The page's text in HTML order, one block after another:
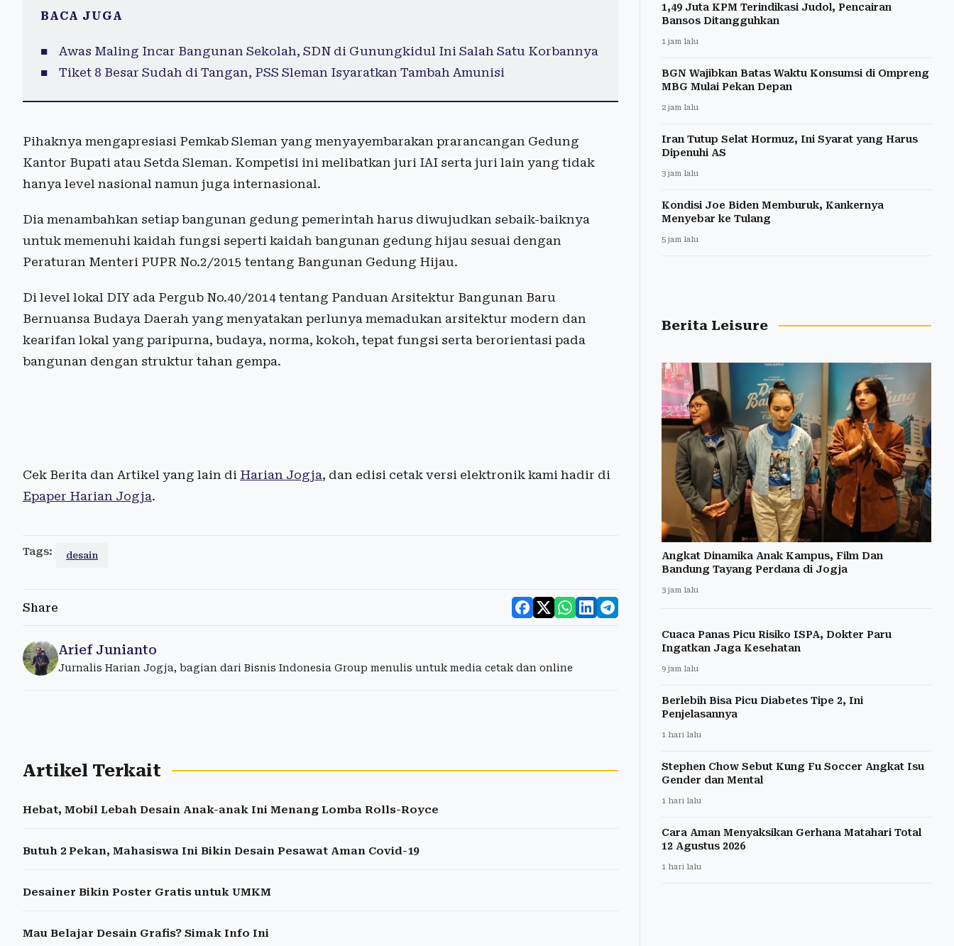
BACA JUGA
Awas Maling Incar Bangunan Sekolah, SDN di Gunungkidul Ini Salah Satu Korbannya
Tiket 8 Besar Sudah di Tangan, PSS Sleman Isyaratkan Tambah Amunisi
Pihaknya mengapresiasi Pemkab Sleman yang menyayembarakan prarancangan Gedung
Kantor Bupati atau Setda Sleman. Kompetisi ini melibatkan juri IAI serta juri lain yang tidak
hanya level nasional namun juga internasional.
Dia menambahkan setiap bangunan gedung pemerintah harus diwujudkan sebaik-baiknya
untuk memenuhi kaidah fungsi seperti kaidah bangunan gedung hijau sesuai dengan
Peraturan Menteri PUPR No.2/2015 tentang Bangunan Gedung Hijau.
Di level lokal DIY ada Pergub No.40/2014 tentang Panduan Arsitektur Bangunan Baru
Bernuansa Budaya Daerah yang menyatakan perlunya memadukan arsitektur modern dan
kearifan lokal yang paripurna, budaya, norma, kokoh, tepat fungsi serta berorientasi pada
bangunan dengan struktur tahan gempa.
Cek Berita dan Artikel yang lain di Harian Jogja, dan edisi cetak versi elektronik kami hadir di
Epaper Harian Jogja.
Tags: desain
Share
Arief Junianto
Jurnalis Harian Jogja, bagian dari Bisnis Indonesia Group menulis untuk media cetak dan online
Artikel Terkait
Hebat, Mobil Lebah Desain Anak-anak Ini Menang Lomba Rolls-Royce
Butuh 2 Pekan, Mahasiswa Ini Bikin Desain Pesawat Aman Covid-19
Desainer Bikin Poster Gratis untuk UMKM
Mau Belajar Desain Grafis? Simak Info Ini
1,49 Juta KPM Terindikasi Judol, Pencairan
Bansos Ditangguhkan
1 jam lalu
BGN Wajibkan Batas Waktu Konsumsi di Ompreng
MBG Mulai Pekan Depan
2 jam lalu
Iran Tutup Selat Hormuz, Ini Syarat yang Harus
Dipenuhi AS
3 jam lalu
Kondisi Joe Biden Memburuk, Kankernya
Menyebar ke Tulang
5 jam lalu
Berita Leisure
Angkat Dinamika Anak Kampus, Film Dan
Bandung Tayang Perdana di Jogja
3 jam lalu
Cuaca Panas Picu Risiko ISPA, Dokter Paru
Ingatkan Jaga Kesehatan
9 jam lalu
Berlebih Bisa Picu Diabetes Tipe 2, Ini
Penjelasannya
1 hari lalu
Stephen Chow Sebut Kung Fu Soccer Angkat Isu
Gender dan Mental
1 hari lalu
Cara Aman Menyaksikan Gerhana Matahari Total
12 Agustus 2026
1 hari lalu